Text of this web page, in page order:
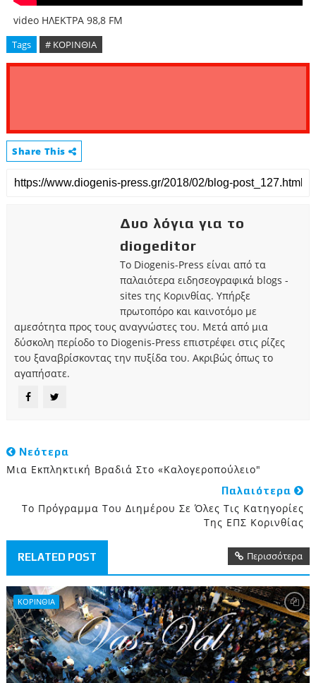
video ΗΛΕΚΤΡΑ 98,8 FM
Tags # ΚΟΡΙΝΘΙΑ
Share This
Δυο λόγια για το
diogeditor
Το Diogenis-Press είναι από τα
παλαιότερα ειδησεογραφικά blogs -
sites της Κορινθίας. Υπήρξε
πρωτοπόρο και καινοτόμο με
αμεσότητα προς τους αναγνώστες του. Μετά από μια
δύσκολη περίοδο το Diogenis-Press επιστρέφει στις ρίζες
του ξαναβρίσκοντας την πυξίδα του. Ακριβώς όπως το
αγαπήσατε.
Νεότερα
Mια Εκπληκτική Βραδιά Στο «Καλογεροπούλειο"
Παλαιότερα
Το Πρόγραμμα Του Διημέρου Σε Όλες Τις Κατηγορίες
Της ΕΠΣ Κορινθίας
RELATED POST Περισσότερα
ΚΟΡΙΝΘΙΑ